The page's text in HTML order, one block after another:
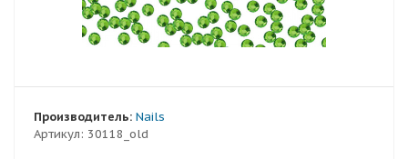
Артикул: 30118_old
Производитель: Nails